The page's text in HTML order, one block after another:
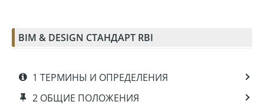
BIM & DESIGN СТАНДАРТ RBI
1 ТЕРМИНЫ И ОПРЕДЕЛЕНИЯ
2 ОБЩИЕ ПОЛОЖЕНИЯ